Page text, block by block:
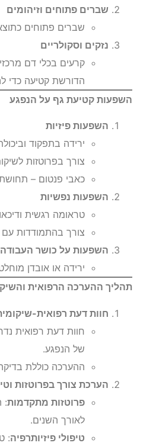
שברים פתוחים וזיהומים
שברים פתוחים
נזקים וסקולריים
קרעים בכלי דם
הדורשת קטיעה כדי
השפעות קטיעת גף על הנפגע
השפעות פיזיות
ירידה בתפקוד
צורך בפרוטזות
כאבי פנטום –
השפעות נפשיות
טראומה רגשית
צורך בהתמודדות עם
השפעות על כושר העבודה
ירידה או אובדן
תהליך ההערכה הרפואית
חוות דעת רפואית-
חוות דעת רפואית
של הנפגע.
ההערכה כוללת
הערכת צורך בפרוטזות
פרוטזות מתקדמות:
לאורך השנים.
טיפולי פיזיותרפיה: